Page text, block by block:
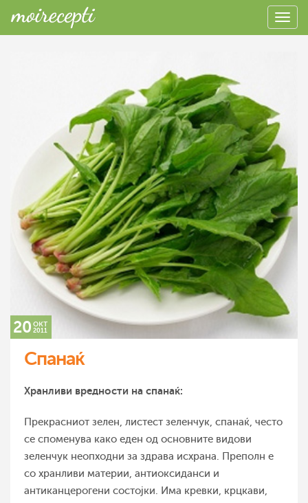
20 окт
2011
Спанаќ
Хранливи вредности на спанаќ:
Прекрасниот зелен, листест зеленчук, спанаќ, често
се споменува како еден од основните видови
зеленчук неопходни за здрава исхрана. Преполн е
со хранливи материи, антиоксиданси и
антиканцерогени состојки. Има кревки, крцкави,